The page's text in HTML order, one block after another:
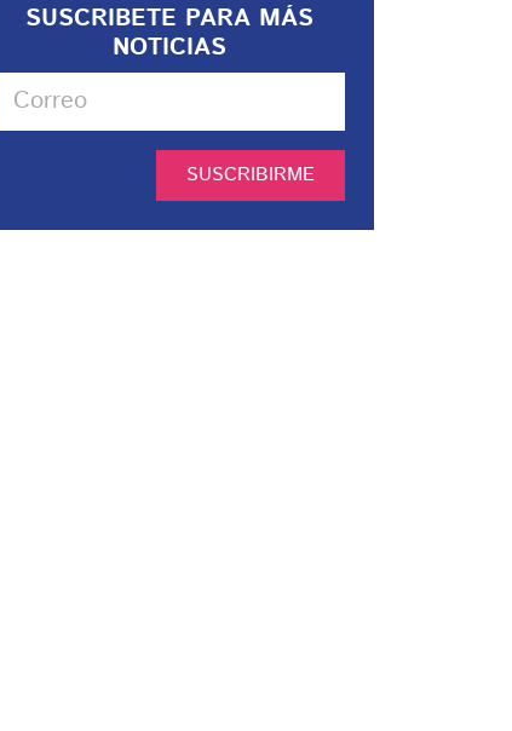
SUSCRIBETE PARA MÁS
NOTICIAS
SUSCRIBIRME